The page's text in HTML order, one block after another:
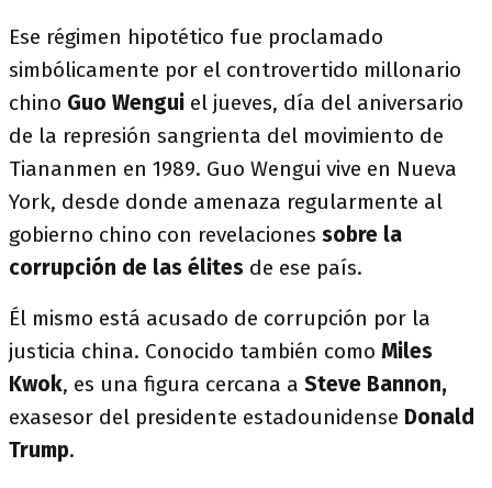
Ese régimen hipotético fue proclamado
simbólicamente por el controvertido millonario
chino Guo Wengui el jueves, día del aniversario
de la represión sangrienta del movimiento de
Tiananmen en 1989. Guo Wengui vive en Nueva
York, desde donde amenaza regularmente al
gobierno chino con revelaciones sobre la
corrupción de las élites de ese país.
Él mismo está acusado de corrupción por la
justicia china. Conocido también como Miles
Kwok, es una figura cercana a Steve Bannon,
exasesor del presidente estadounidense Donald
Trump.